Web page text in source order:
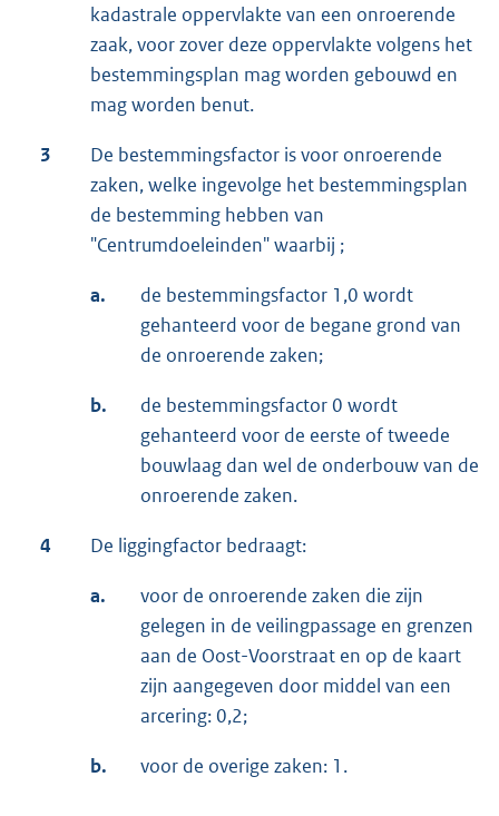
kadastrale oppervlakte van een onroerende
zaak, voor zover deze oppervlakte volgens het
bestemmingsplan mag worden gebouwd en
mag worden benut.
3
De bestemmingsfactor is voor onroerende
zaken, welke ingevolge het bestemmingsplan
de bestemming hebben van
"Centrumdoeleinden" waarbij ;
a.
de bestemmingsfactor 1,0 wordt
gehanteerd voor de begane grond van
de onroerende zaken;
b.
de bestemmingsfactor 0 wordt
gehanteerd voor de eerste of tweede
bouwlaag dan wel de onderbouw van de
onroerende zaken.
4 De liggingfactor bedraagt:
a.
voor de onroerende zaken die zijn
gelegen in de veilingpassage en grenzen
aan de Oost-Voorstraat en op de kaart
zijn aangegeven door middel van een
arcering: 0,2;
b. voor de overige zaken: 1.